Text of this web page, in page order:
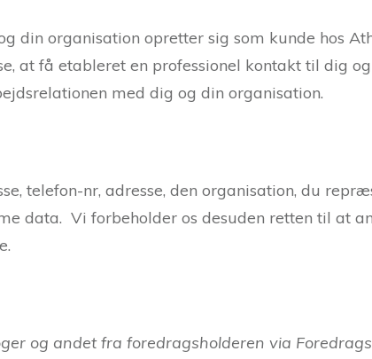
din organisation opretter sig som kunde hos
at få etableret en professionel kontakt til dig
med dig og din organisation.
telefon-nr, adresse, den organisation, du
data. Vi forbeholder os desuden retten til at
og andet fra foredragsholderen via